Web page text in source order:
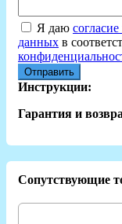
Я даю
данных в
Отправить
Инструкции:
Гарантия и
Сопутствующие